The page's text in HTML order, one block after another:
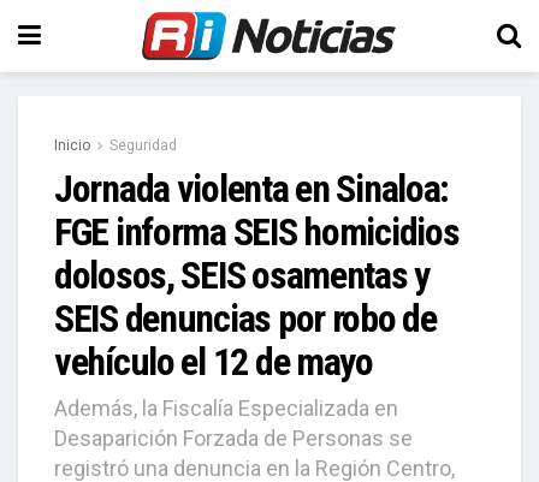
Inicio Seguridad
Jornada violenta en Sinaloa:
FGE informa SEIS homicidios
dolosos, SEIS osamentas y
SEIS denuncias por robo de
vehículo el 12 de mayo
Además, la Fiscalía Especializada en
Desaparición Forzada de Personas se
registró una denuncia en la Región Centro,